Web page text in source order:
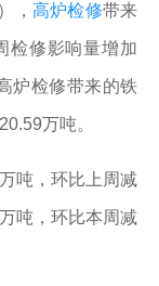
， 高炉检修带来
检修影响量增加
炉检修带来的铁
万吨。
吨，环比上周减
吨，环比本周减